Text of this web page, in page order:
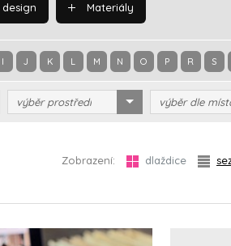
Materiály
I J K L M N O P R S
výběr prostředí výběr dle
Zobrazení: dlaždice